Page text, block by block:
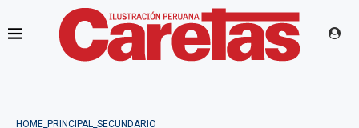
HOME_PRINCIPAL_SECUNDARIO